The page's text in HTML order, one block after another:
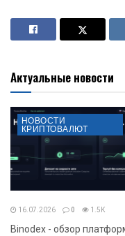
Актуальные новости
НОВОСТИ
КРИПТОВАЛЮТ
16.07.2026 0 1.5K
Binodex - обзор